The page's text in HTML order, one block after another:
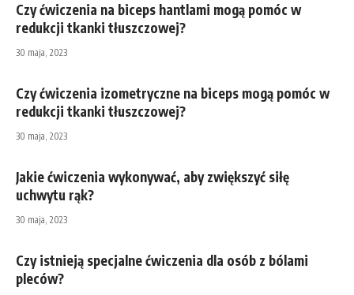
Czy ćwiczenia na biceps hantlami mogą pomóc w
redukcji tkanki tłuszczowej?
30 maja, 2023
Czy ćwiczenia izometryczne na biceps mogą pomóc w
redukcji tkanki tłuszczowej?
30 maja, 2023
Jakie ćwiczenia wykonywać, aby zwiększyć siłę
uchwytu rąk?
30 maja, 2023
Czy istnieją specjalne ćwiczenia dla osób z bólami
pleców?